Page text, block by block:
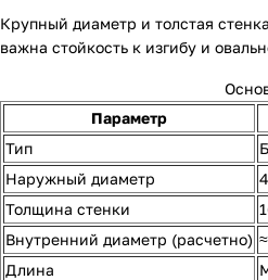
Крупный диаметр и толстая
важна стойкость к изгибу и
Параметр
Тип
Наружный диаметр
Толщина стенки
Внутренний диаметр (расчетно)
Длина